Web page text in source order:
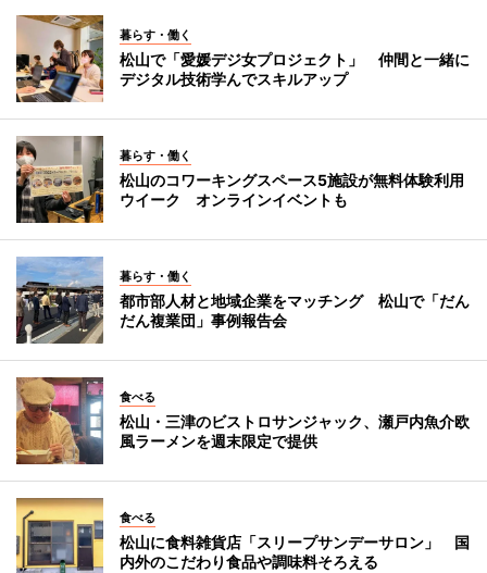
暮らす・働く
松山で「愛媛デジ女プロジェクト」 仲間と一緒に
デジタル技術学んでスキルアップ
暮らす・働く
松山のコワーキングスペース5施設が無料体験利用
ウイーク オンラインイベントも
暮らす・働く
都市部人材と地域企業をマッチング 松山で「だん
だん複業団」事例報告会
食べる
松山・三津のビストロサンジャック、瀬戸内魚介欧
風ラーメンを週末限定で提供
食べる
松山に食料雑貨店「スリープサンデーサロン」 国
内外のこだわり食品や調味料そろえる